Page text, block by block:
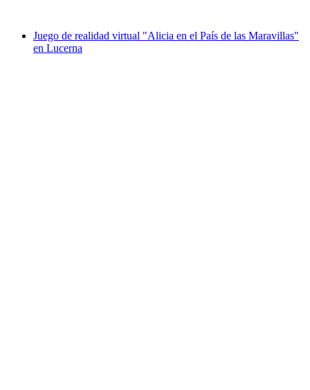
Juego de realidad virtual "Alicia en el País de las Maravillas"
en Lucerna